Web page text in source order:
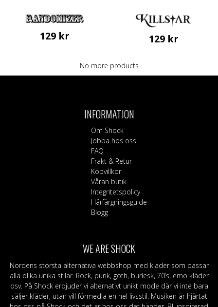
129 kr
produkten
har
produktsidan
129 kr
No more products
INFORMATION
Om Shock
Jobba hos oss
FAQ
Frakt & Retur
Köpvillkor
Våran butik
Integritetspolicy
Hårfärgningsguide
Blogg
WE ARE SHOCK
Nordens största alternativa webbshop med kläder som passar
alla olika unika stilar. Rock, punk, goth, burlesk, 70’s, emo kläder
osv. På Shock erbjuder vi alternativt unikt mode där vi inte bara
säljer kläder, utan vill förmedla en hel livsstil. Musiken är hjärtat